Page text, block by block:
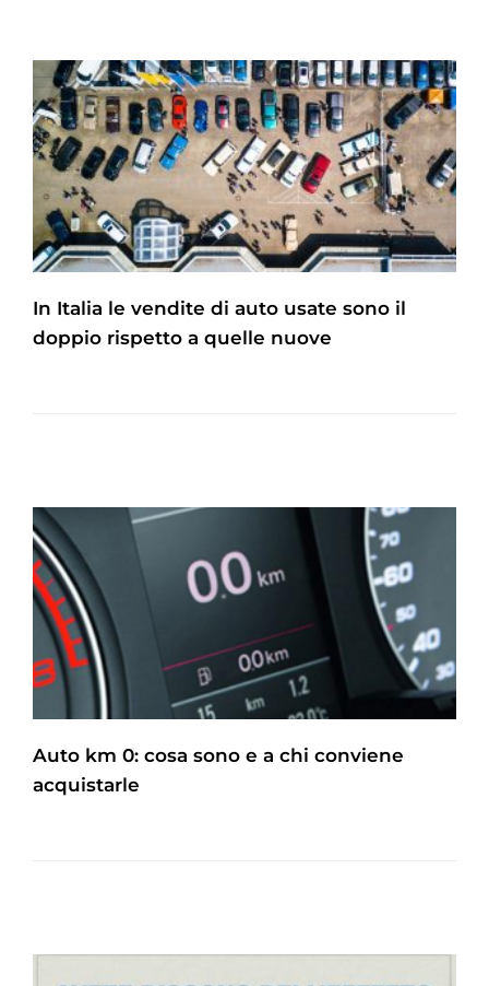
In Italia le vendite di auto usate sono il
doppio rispetto a quelle nuove
Auto km 0: cosa sono e a chi conviene
acquistarle